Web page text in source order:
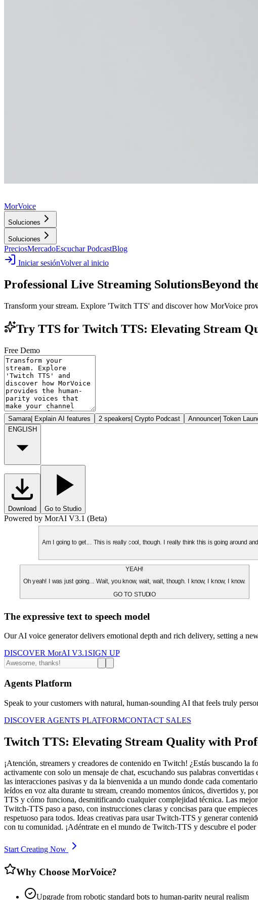
MorVoice
Soluciones
Soluciones
PreciosMercadoEscuchar PodcastBlog
Iniciar sesiónVolver al inicio
Professional Live Streaming SolutionsBeyond
Transform your stream. Explore 'Twitch TTS' and discover how MorVoice
Try TTS for Twitch TTS: Elevating Stream
Free Demo
Samara| Explain AI features 2 speakers| Crypto Podcast Announcer| Token
ENGLISH
Download Go to Studio
Powered by MorAI V3.1 (Beta)
Am I going to get... This is really cool, though. I really think this is going around
YEAH!
Oh yeah! I was just going... Wait, you know, wait, wait, though. I know, I know, I know.
GO TO STUDIO
The expressive text to speech model
Our AI voice generator delivers emotional depth and rich delivery, setting a
DISCOVER MorAI V3.1 SIGN UP
Agents Platform
Speak to your customers with natural, human-sounding AI that feels truly
DISCOVER AGENTS PLATFORMCONTACT SALES
Twitch TTS: Elevating Stream Quality with
¡Atención, streamers y creadores de contenido en Twitch! ¿Estás buscando la
activamente con solo un mensaje de chat, escuchando sus palabras
las interacciones pasivas y da la bienvenida a un mundo donde cada
leídos en voz alta durante tu stream, creando momentos únicos, divertidos y,
TTS y cómo funciona, desmitificando cualquier complejidad técnica. Las
Twitch-TTS paso a paso, con instrucciones claras y concisas para que
respetuoso para todos. Ideas creativas para usar Twitch-TTS y generar
con tu comunidad. ¡Adéntrate en el mundo de Twitch-TTS y descubre el
Start Creating Now
Why Choose MorVoice?
Upgrade from robotic standard bots to human-parity neural realism